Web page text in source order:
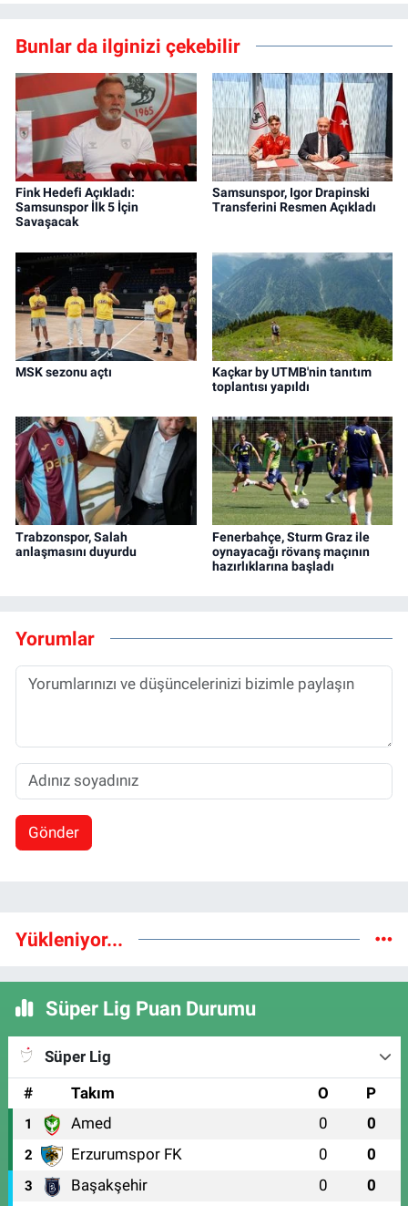
Bunlar da ilginizi çekebilir
Fink Hedefi Açıkladı:
Samsunspor İlk 5 İçin
Savaşacak
Samsunspor, Igor Drapinski
Transferini Resmen Açıkladı
MSK sezonu açtı
Kaçkar by UTMB'nin tanıtım
toplantısı yapıldı
Trabzonspor, Salah
anlaşmasını duyurdu
Fenerbahçe, Sturm Graz ile
oynayacağı rövanş maçının
hazırlıklarına başladı
Yorumlar
Gönder
Yükleniyor...
Süper Lig Puan Durumu
Süper Lig
#
Takım O P
1 Amed 0 0
2 Erzurumspor FK 0 0
3 Başakşehir 0 0